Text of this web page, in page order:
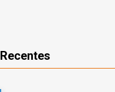
b a
Recentes